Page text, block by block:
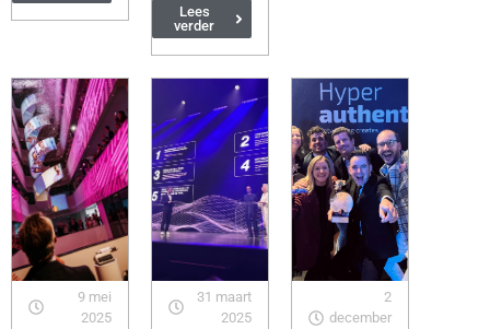
Lees
verder
9 mei
2025
31 maart
2025
2
december